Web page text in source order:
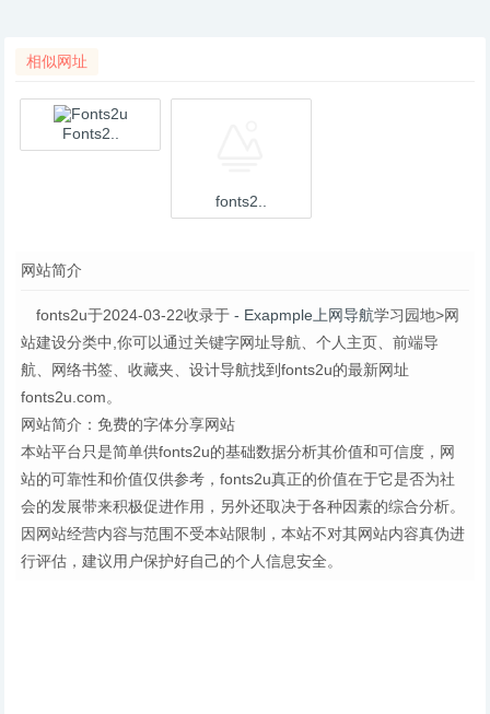
相似网址
Fonts2..
fonts2..
网站简介
fonts2u于2024-03-22收录于 - Exapmple上网导航学习园地>网
站建设分类中,你可以通过关键字网址导航、个人主页、前端导
航、网络书签、收藏夹、设计导航找到fonts2u的最新网址
fonts2u.com。
网站简介：免费的字体分享网站
本站平台只是简单供fonts2u的基础数据分析其价值和可信度，网
站的可靠性和价值仅供参考，fonts2u真正的价值在于它是否为社
会的发展带来积极促进作用，另外还取决于各种因素的综合分析。
因网站经营内容与范围不受本站限制，本站不对其网站内容真伪进
行评估，建议用户保护好自己的个人信息安全。